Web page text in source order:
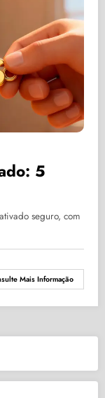
5
seguro, com
Mais Informação